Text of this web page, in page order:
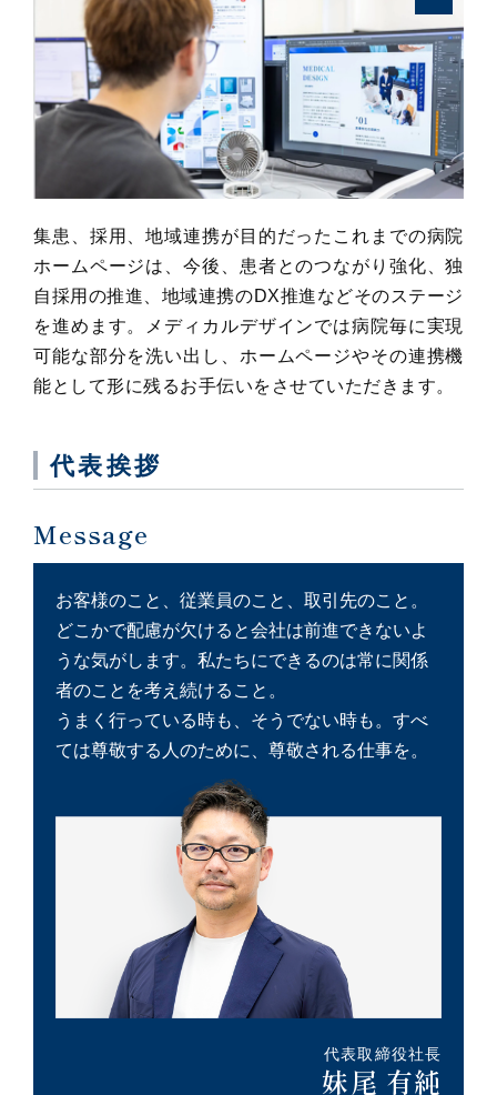
集患、採用、地域連携が目的だったこれまでの病院
ホームページは、今後、患者とのつながり強化、独
自採用の推進、地域連携のDX推進などそのステージ
を進めます。メディカルデザインでは病院毎に実現
可能な部分を洗い出し、ホームページやその連携機
能として形に残るお手伝いをさせていただきます。
代表挨拶
Message
お客様のこと、従業員のこと、取引先のこと。
どこかで配慮が欠けると会社は前進できないよ
うな気がします。 私たちにできるのは常に関係
者のことを考え続けること。
うまく行っている時も、そうでない時も。 すべ
ては尊敬する人のために、尊敬される仕事を。
代表取締役社長
妹尾 有純